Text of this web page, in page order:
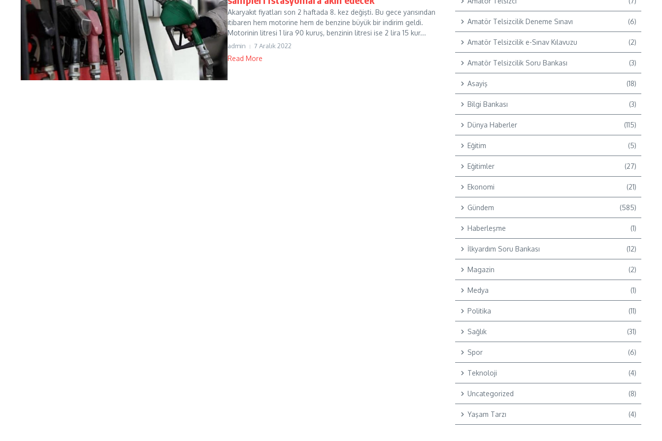
Akaryakıt fiyatları son 2 haftada 8. kez değişti. Bu gece yarısından
itibaren hem motorine hem de benzine büyük bir indirim geldi.
Motorinin litresi 1 lira 90 kuruş, benzinin litresi ise 2 lira 15 kur...
admin 7 Aralık 2022
Read More
Amatör Telsizcilik Deneme Sınavı (6)
Amatör Telsizcilik e-Sınav Kılavuzu (2)
Amatör Telsizcilik Soru Bankası (3)
Asayiş (18)
Bilgi Bankası (3)
Dünya Haberler (115)
Eğitim (5)
Eğitimler (27)
Ekonomi (21)
Gündem (585)
Haberleşme (1)
İlkyardım Soru Bankası (12)
Magazin (2)
Medya (1)
Politika (11)
Sağlık (31)
Spor (6)
Teknoloji (4)
Uncategorized (8)
Yaşam Tarzı (4)